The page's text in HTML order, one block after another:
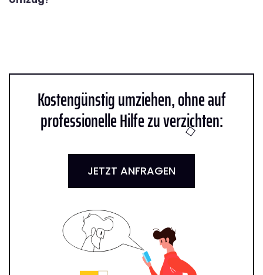
Kostengünstig umziehen, ohne auf
professionelle Hilfe zu verzichten:
JETZT ANFRAGEN